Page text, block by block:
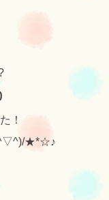
！
★*☆♪